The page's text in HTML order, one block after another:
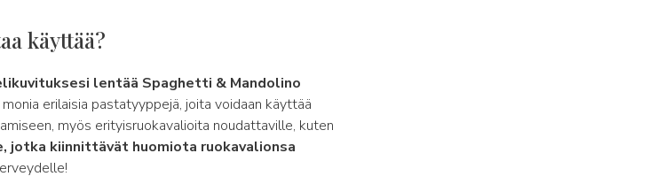
käyttää?
lentää Spaghetti & Mandolino
monia erilaisia pastatyyppejä, joita voidaan käyttää
myös erityisruokavalioita noudattaville, kuten
jotka kiinnittävät huomiota ruokavalionsa